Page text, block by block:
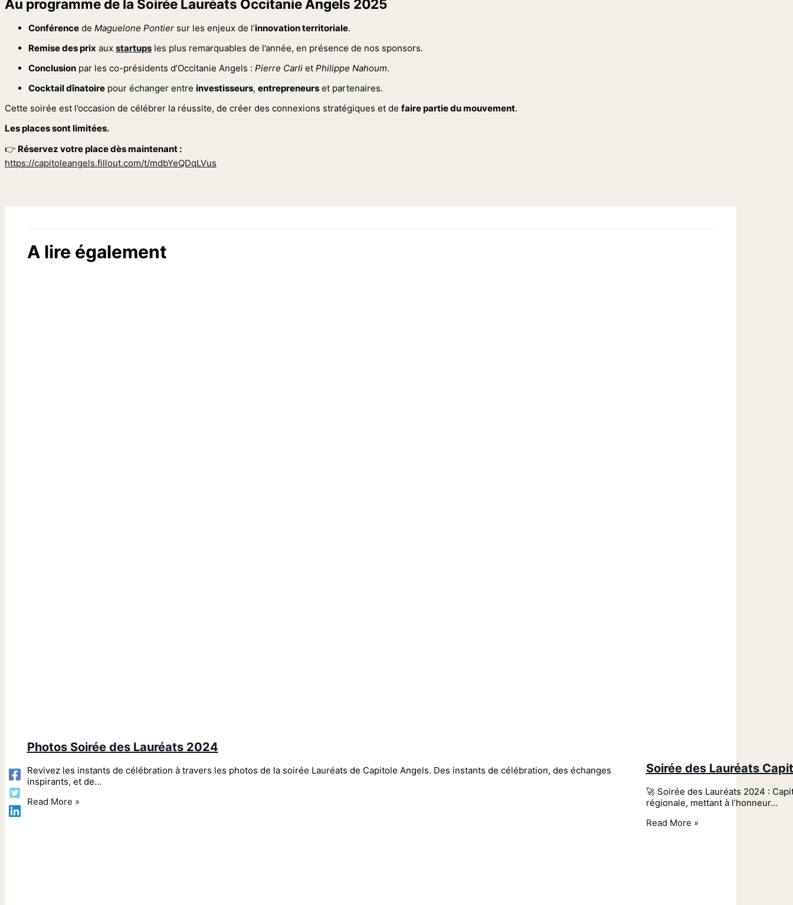
Au programme de la Soirée Lauréats Occitanie Angels 2025
Conférence de Maguelone Pontier sur les enjeux de l’innovation territoriale.
Remise des prix aux startups les plus remarquables de l’année, en présence de nos sponsors.
Conclusion par les co-présidents d’Occitanie Angels : Pierre Carli et Philippe Nahoum.
Cocktail dînatoire pour échanger entre investisseurs, entrepreneurs et partenaires.
Cette soirée est l’occasion de célébrer la réussite, de créer des connexions stratégiques et de faire partie du mouvement.
Les places sont limitées.
👉 Réservez votre place dès maintenant :
https://capitoleangels.fillout.com/t/mdbYeQDqLVus
A lire également
Photos Soirée des Lauréats 2024
Revivez les instants de célébration à travers les photos de la soirée Lauréats de Capitole Angels. Des instants de célébration, des échanges
inspirants, et de…
Read More »
Soirée des Lauréats
🚀 Soirée des Lauréats 2024 :
régionale, mettant à l’honneur…
Read More »